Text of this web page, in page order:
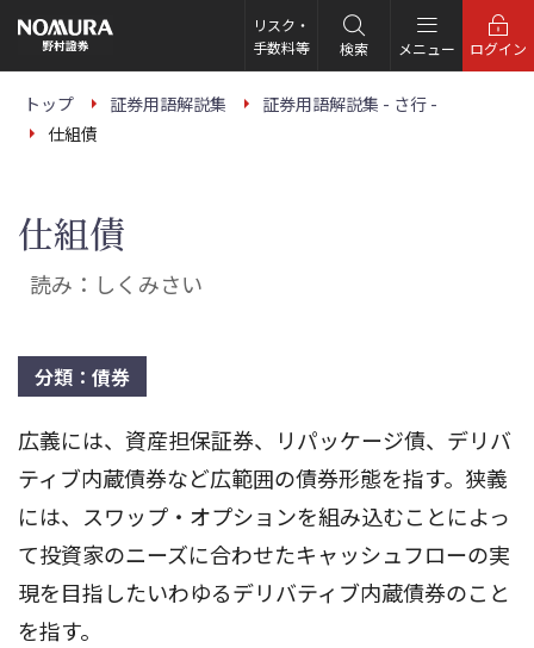
の
ー
リスク・
手数料等
検索 メニュー ログイン
トップ 証券用語解説集
証券用語解説集 - さ行 -
仕組債
仕組債
読み：しくみさい
分類：債券
広義には、資産担保証券、リパッケージ債、デリバ
ティブ内蔵債券など広範囲の債券形態を指す。狭義
には、スワップ・オプションを組み込むことによっ
て投資家のニーズに合わせたキャッシュフローの実
現を目指したいわゆるデリバティブ内蔵債券のこと
を指す。